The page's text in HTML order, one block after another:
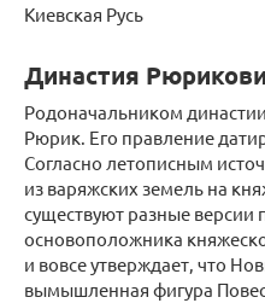
Киевская Русь
Династия
Родоначальником
Рюрик. Его правление
Согласно летописным
из варяжских земель на
существуют разные версии
основоположника
и вовсе утверждает, что
вымышленная фигура